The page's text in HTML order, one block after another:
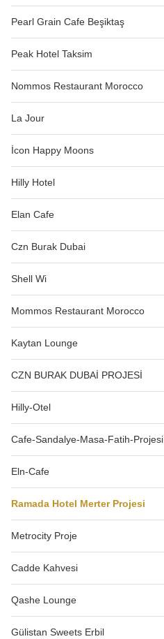
Pearl Grain Cafe Beşiktaş
Peak Hotel Taksim
Nommos Restaurant Morocco
La Jour
İcon Happy Moons
Hilly Hotel
Elan Cafe
Czn Burak Dubai
Shell Wi
Mommos Restaurant Morocco
Kaytan Lounge
CZN BURAK DUBAİ PROJESİ
Hilly-Otel
Cafe-Sandalye-Masa-Fatih-Projesi
Eln-Cafe
Ramada Hotel Merter Projesi
Metrocity Proje
Cadde Kahvesi
Qashe Lounge
Gülistan Sweets Erbil